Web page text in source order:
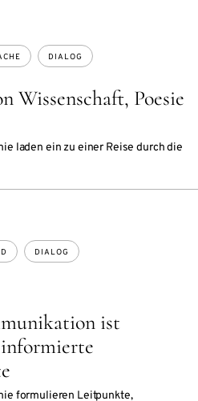
Wissenschaft, Poesie
laden ein zu einer Reise durch die
DIALOG
ist
formulieren Leitpunkte,
DIALOG